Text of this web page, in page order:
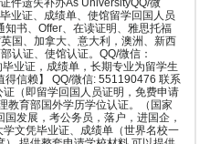
件遗失补办As UniversityQQ/微
业证、成绩单、使馆留学回国人员
书、Offer、在读证明、雅思托福
国、加拿大、意大利，澳洲、新西
认证、使馆认证。QQ/微信：
业证，成绩单，长期专业为留学生
信赖】 QQ/微信: 551190476 联系
（即留学回国人员证明，免费申请
教育部国外学历学位认证。（国家
发展，考公务员，落户，进国企，
文凭毕业证、成绩单（世界名校一